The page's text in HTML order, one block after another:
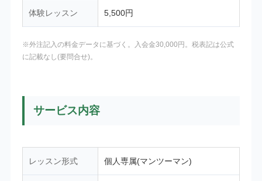
体験レッスン 5,500円
※外注記入の料金データに基づく。入会金30,000円。税表記は公式
に記載なし(要問合せ)。
サービス内容
レッスン形式 個人専属(マンツーマン)